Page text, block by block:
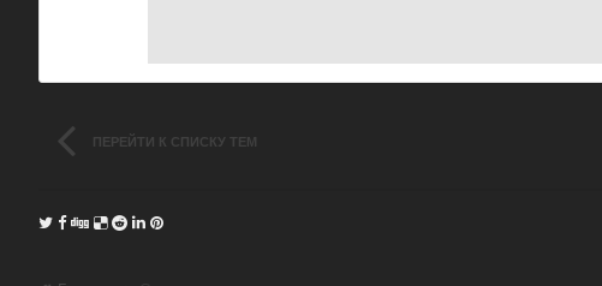
ПЕРЕЙТИ К СПИСКУ ТЕМ